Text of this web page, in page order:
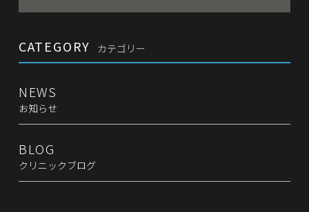
CATEGORY カテゴリー
NEWS
お知らせ
BLOG
クリニックブログ